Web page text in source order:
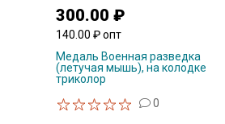
300.00 ₽
140.00 ₽ опт
Медаль Военная разведка
(летучая мышь), на колодке
триколор
0